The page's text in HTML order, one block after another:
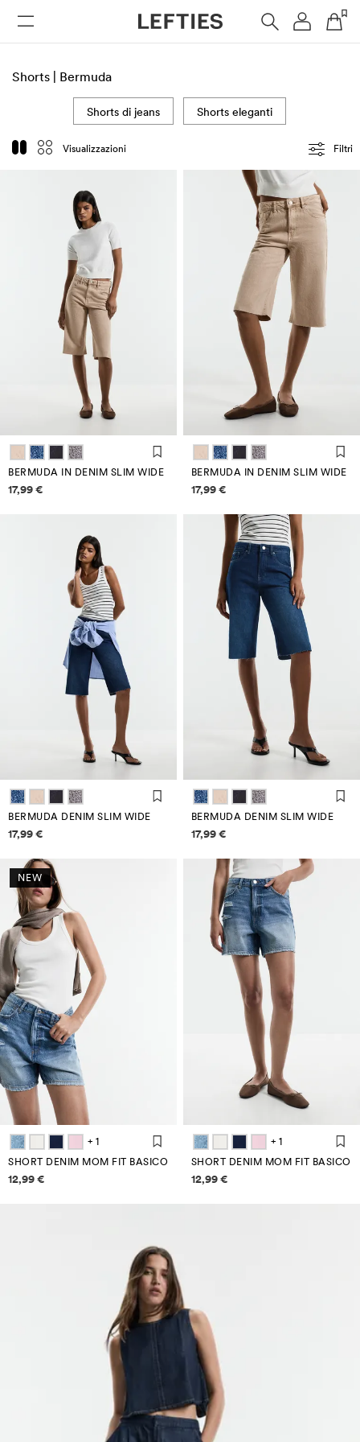
Shorts | Bermuda
Visualizzazioni Filtri
Shorts di jeans Shorts eleganti
BERMUDA IN DENIM SLIM WIDE
Informazioni sui prezzi
17,99 €
BERMUDA IN DENIM SLIM WIDE
Informazioni sui prezzi
17,99 €
BERMUDA DENIM SLIM WIDE
Informazioni sui prezzi
17,99 €
BERMUDA DENIM SLIM WIDE
Informazioni sui prezzi
17,99 €
NEW
+ 1
SHORT DENIM MOM FIT BASICO
Informazioni sui prezzi
12,99 €
+ 1
SHORT DENIM MOM FIT BASICO
Informazioni sui prezzi
12,99 €